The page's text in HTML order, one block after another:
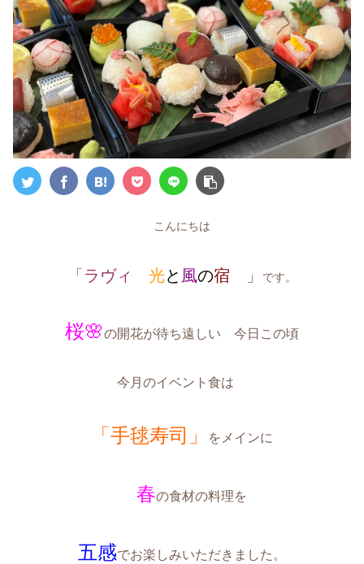
こんにちは
「 ラヴィ 光と 風の宿 」 です。
桜🌸の開花が待ち遠しい 今日この頃
今月のイベント食は
「手毬寿司」 をメインに
春の食材の料理を
五感でお楽しみいただきました。